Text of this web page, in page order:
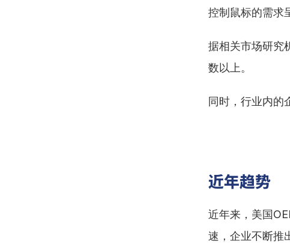
控制鼠标的需求
据相关市场研究
数以上。
同时，行业内的
近年趋势
近年来，美国
速，企业不断推